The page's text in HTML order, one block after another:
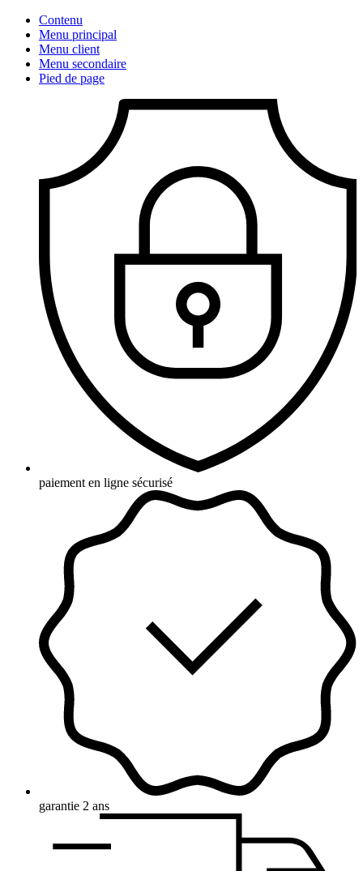
Contenu
Menu principal
Menu client
Menu secondaire
Pied de page
paiement en ligne sécurisé
garantie 2 ans